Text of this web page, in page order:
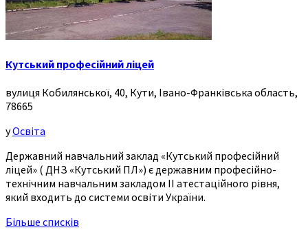
Кутський професійний ліцей
вулиця Кобилянської, 40, Кути, Івано-Франківська область,
78665
уОсвіта
Державний навчальний заклад «Кутський професійний
ліцей» ( ДНЗ «Кутський ПЛ») є державним професійно-
технічним навчальним закладом ІІ атестаційного рівня,
який входить до системи освіти України.
Більше списків